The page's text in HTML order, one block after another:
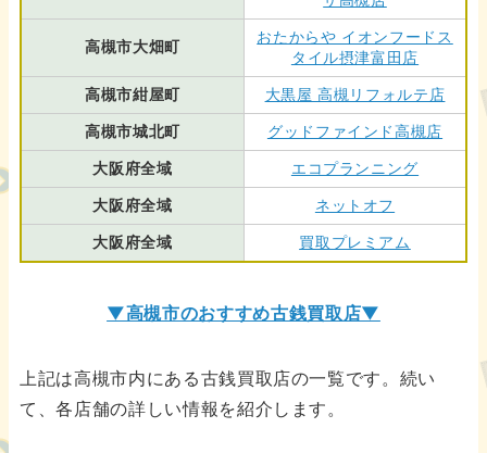
高槻市大畑町
おたからや イオンフードス
タイル摂津富田店
高槻市紺屋町
大黒屋 高槻リフォルテ店
高槻市城北町
グッドファインド高槻店
大阪府全域
エコプランニング
大阪府全域
ネットオフ
大阪府全域
買取プレミアム
▼高槻市のおすすめ古銭買取店▼
上記は高槻市内にある古銭買取店の一覧です。続い
て、各店舗の詳しい情報を紹介します。